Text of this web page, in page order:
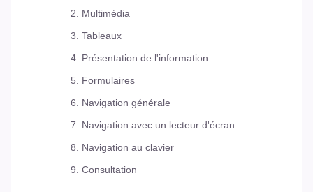
2. Multimédia
3. Tableaux
4. Présentation de l'information
5. Formulaires
6. Navigation générale
7. Navigation avec un lecteur d'écran
8. Navigation au clavier
9. Consultation